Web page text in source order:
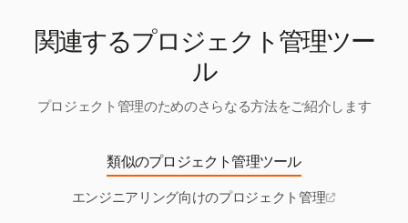
関連するプロジェクト管理ツー
ル
プロジェクト管理のためのさらなる方法をご紹介します
類似のプロジェクト管理ツール
エンジニアリング向けのプロジェクト管理